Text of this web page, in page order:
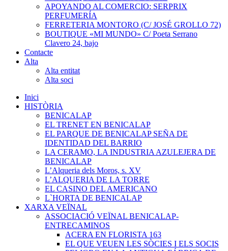
APOYANDO AL COMERCIO: SERPRIX
PERFUMERÍA
FERRETERIA MONTORO (C/ JOSÉ GROLLO 72)
BOUTIQUE «MI MUNDO» C/ Poeta Serrano
Clavero 24, bajo
Contacte
Alta
Alta entitat
Alta soci
Inici
HISTÒRIA
BENICALAP
EL TRENET EN BENICALAP
EL PARQUE DE BENICALAP SEÑA DE
IDENTIDAD DEL BARRIO
LA CERAMO, LA INDUSTRIA AZULEJERA DE
BENICALAP
L’Alqueria dels Moros, s. XV
L’ALQUERIA DE LA TORRE
EL CASINO DEL AMERICANO
L`HORTA DE BENICALAP
XARXA VEÏNAL
ASSOCIACIÓ VEÏNAL BENICALAP-
ENTRECAMINOS
ACERA EN FLORISTA 163
EL QUE VEUEN LES SÒCIES I ELS SOCIS